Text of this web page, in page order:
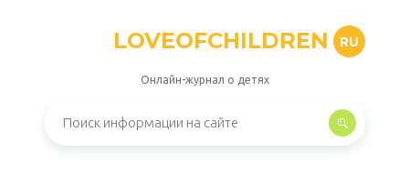
LOVEOFCHILDREN RU
Онлайн-журнал о детях